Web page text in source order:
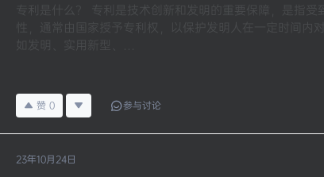
专利是什么？ 专利是技术创新和发明的重要保障，是指
性，通常由国家授予专利权，以保护发明人在一定时间内
如发明、实用新型、…
赞 0 参与讨论
23年10月24日